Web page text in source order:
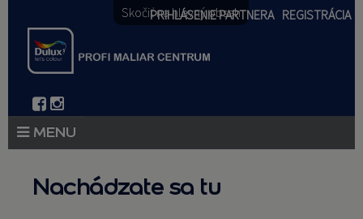
Skočiť na hlavný obsah
PRIHLÁSENIE PARTNERA REGISTRÁCIA
Nachádzate sa tu